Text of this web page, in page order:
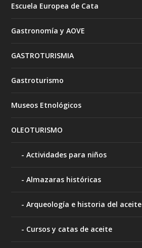
Escuela Europea de Cata
Gastronomía y AOVE
GASTROTURISMIA
Gastroturismo
Museos Etnológicos
OLEOTURISMO
Actividades para niños
Almazaras históricas
Arqueología e historia del aceite
Cursos y catas de aceite